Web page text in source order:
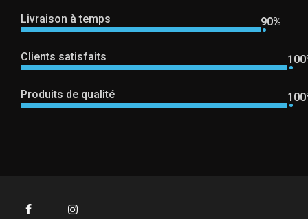
Livraison à temps 90%
Clients satisfaits
Produits de qualité